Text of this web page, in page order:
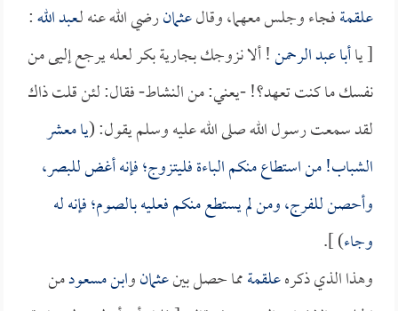
علقمةفجاء وجلس معهما، وقالعثمانرضي الله عنه لـعبد الله:
[ ياأبا عبد الرحمن! ألا نزوجك بجارية بكر لعله يرجع إليى من
نفسك ما كنت تعهد؟! -يعني: من النشاط- فقال: لئن قلت ذاك
لقد سمعت رسول الله صلى الله عليه وسلم يقول: (يا معشر
الشباب! من استطاع منكم الباءة فليتزوج؛ فإنه أغض للبصر،
وأحصن للفرج، ومن لم يستطع منكم فعليه بالصوم؛ فإنه له
وجاء) ].
وهذا الذي ذكرهعلقمةمما حصل بينعثمانوابن مسعودمن